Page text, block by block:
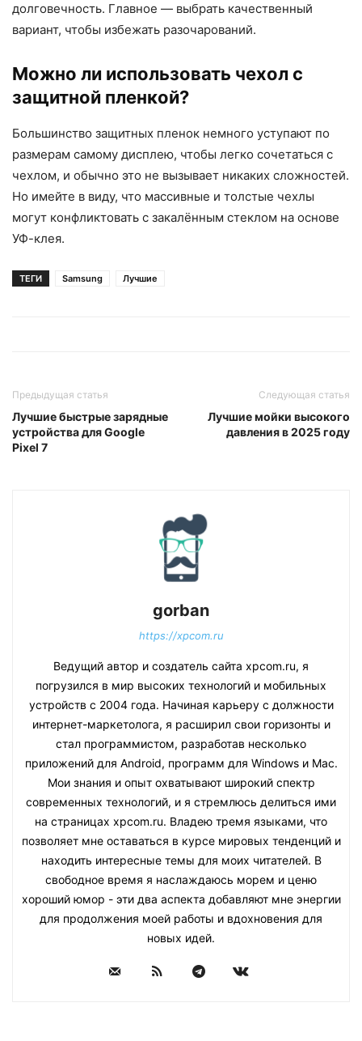
долговечность. Главное — выбрать качественный
вариант, чтобы избежать разочарований.
Можно ли использовать чехол с
защитной пленкой?
Большинство защитных пленок немного уступают по
размерам самому дисплею, чтобы легко сочетаться с
чехлом, и обычно это не вызывает никаких сложностей.
Но имейте в виду, что массивные и толстые чехлы
могут конфликтовать с закалённым стеклом на основе
УФ-клея.
ТЕГИ Samsung Лучшие
Предыдущая статья
Лучшие быстрые зарядные
устройства для Google
Pixel 7
Следующая статья
Лучшие мойки высокого
давления в 2025 году
gorban
https://xpcom.ru
Ведущий автор и создатель сайта xpcom.ru, я
погрузился в мир высоких технологий и мобильных
устройств с 2004 года. Начиная карьеру с должности
интернет-маркетолога, я расширил свои горизонты и
стал программистом, разработав несколько
приложений для Android, программ для Windows и Mac.
Мои знания и опыт охватывают широкий спектр
современных технологий, и я стремлюсь делиться ими
на страницах xpcom.ru. Владею тремя языками, что
позволяет мне оставаться в курсе мировых тенденций и
находить интересные темы для моих читателей. В
свободное время я наслаждаюсь морем и ценю
хороший юмор - эти два аспекта добавляют мне энергии
для продолжения моей работы и вдохновения для
новых идей.